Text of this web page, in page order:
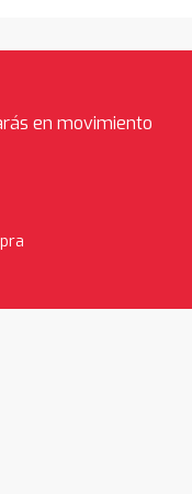
en movimiento